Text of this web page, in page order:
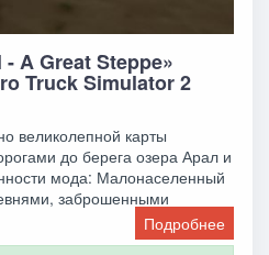
A Great Steppe»
Truck Simulator 2
великолепной карты
до берега озера Арал и
мода: Малонаселенный
заброшенными
Подробнее